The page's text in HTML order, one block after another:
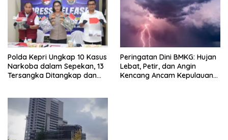
Polda Kepri Ungkap 10 Kasus
Narkoba dalam Sepekan, 13
Tersangka Ditangkap dan
Peringatan Dini BMKG: Hujan
Lebat, Petir, dan Angin
Kencang Ancam Kepulauan